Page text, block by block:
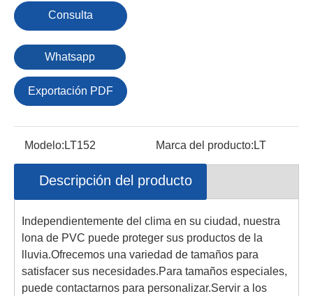
Consulta
Whatsapp
Exportación PDF
Modelo: LT152 Marca del producto: LT
Descripción del producto
Independientemente del clima en su ciudad, nuestra
lona de PVC puede proteger sus productos de la
lluvia.Ofrecemos una variedad de tamaños para
satisfacer sus necesidades.Para tamaños especiales,
puede contactarnos para personalizar.Servir a los